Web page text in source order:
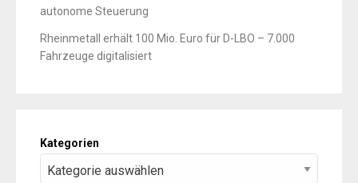
autonome Steuerung
Rheinmetall erhält 100 Mio. Euro für D-LBO – 7.000
Fahrzeuge digitalisiert
Kategorien